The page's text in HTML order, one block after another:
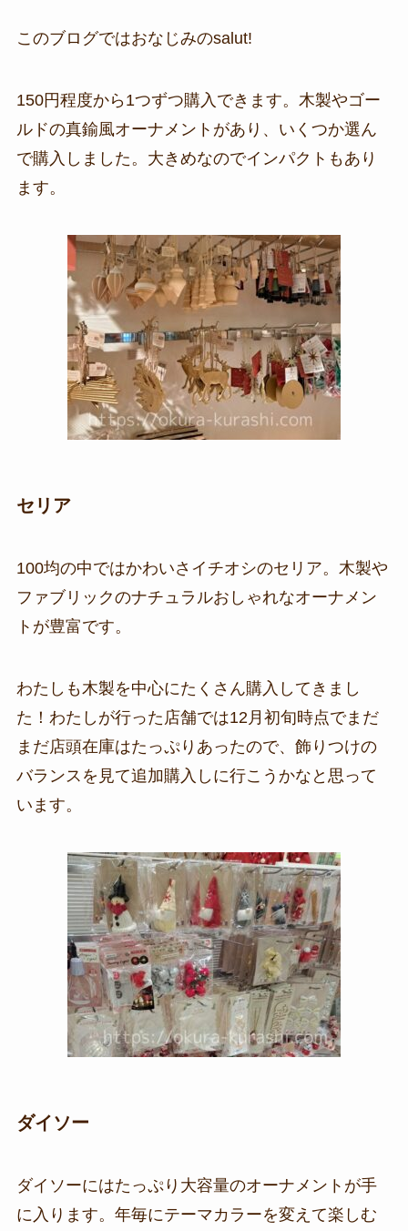
このブログではおなじみのsalut!
150円程度から1つずつ購入できます。木製やゴー
ルドの真鍮風オーナメントがあり、いくつか選ん
で購入しました。大きめなのでインパクトもあり
ます。
セリア
100均の中ではかわいさイチオシのセリア。木製や
ファブリックのナチュラルおしゃれなオーナメン
トが豊富です。
わたしも木製を中心にたくさん購入してきまし
た！わたしが行った店舗では12月初旬時点でまだ
まだ店頭在庫はたっぷりあったので、飾りつけの
バランスを見て追加購入しに行こうかなと思って
います。
ダイソー
ダイソーにはたっぷり大容量のオーナメントが手
に入ります。年毎にテーマカラーを変えて楽しむ